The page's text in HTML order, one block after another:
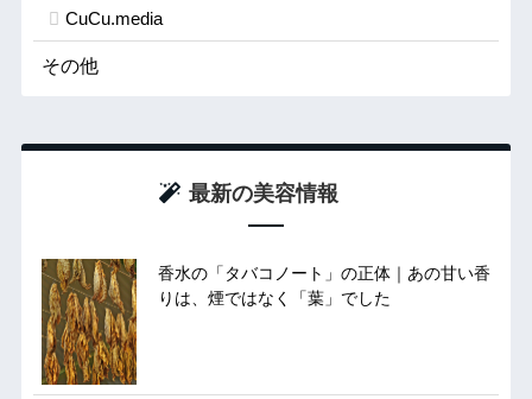
CuCu.media
その他
最新の美容情報
香水の「タバコノート」の正体｜あの甘い香
りは、煙ではなく「葉」でした